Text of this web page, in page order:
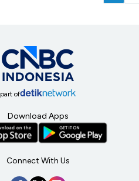
part of
Download Apps
Connect With Us